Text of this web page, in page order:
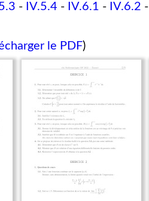
- IV.5.4 - IV.6.1 - IV.6.2
le PDF)